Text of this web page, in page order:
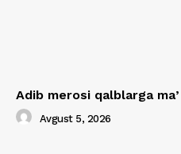
Adib merosi qalblarga
Avgust 5, 2026